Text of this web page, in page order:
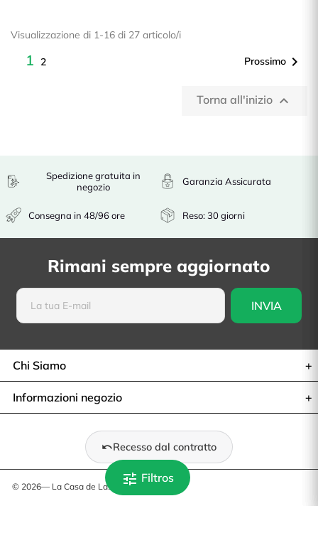
tune Filtros
Visualizzazione di 1-16 di 27 articolo/i
1 2 Prossimo 
Torna all'inizio 
Spedizione gratuita in
negozio
Consegna in 48/96 ore
Garanzia Assicurata
Reso: 30 giorni
Rimani sempre aggiornato
Chi Siamo
Informazioni negozio
Recesso dal contratto
© 2026— La Casa de Las Carcasas